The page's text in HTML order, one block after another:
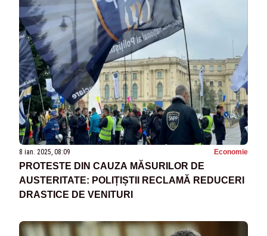
8 ian. 2025, 08:09 Economie
PROTESTE DIN CAUZA MĂSURILOR DE
AUSTERITATE: POLIȚIȘTII RECLAMĂ REDUCERI
DRASTICE DE VENITURI